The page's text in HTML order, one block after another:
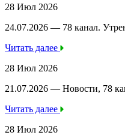
28 Июл 2026
24.07.2026 — 78 канал.
Читать далее
28 Июл 2026
21.07.2026 — Новости, 78
Читать далее
28 Июл 2026